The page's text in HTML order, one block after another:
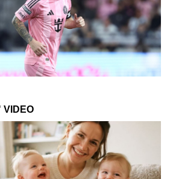
više nisu rezervisane za vikend:
večeru koja se spontano